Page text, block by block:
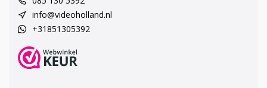
info@videoholland.nl
+31851305392